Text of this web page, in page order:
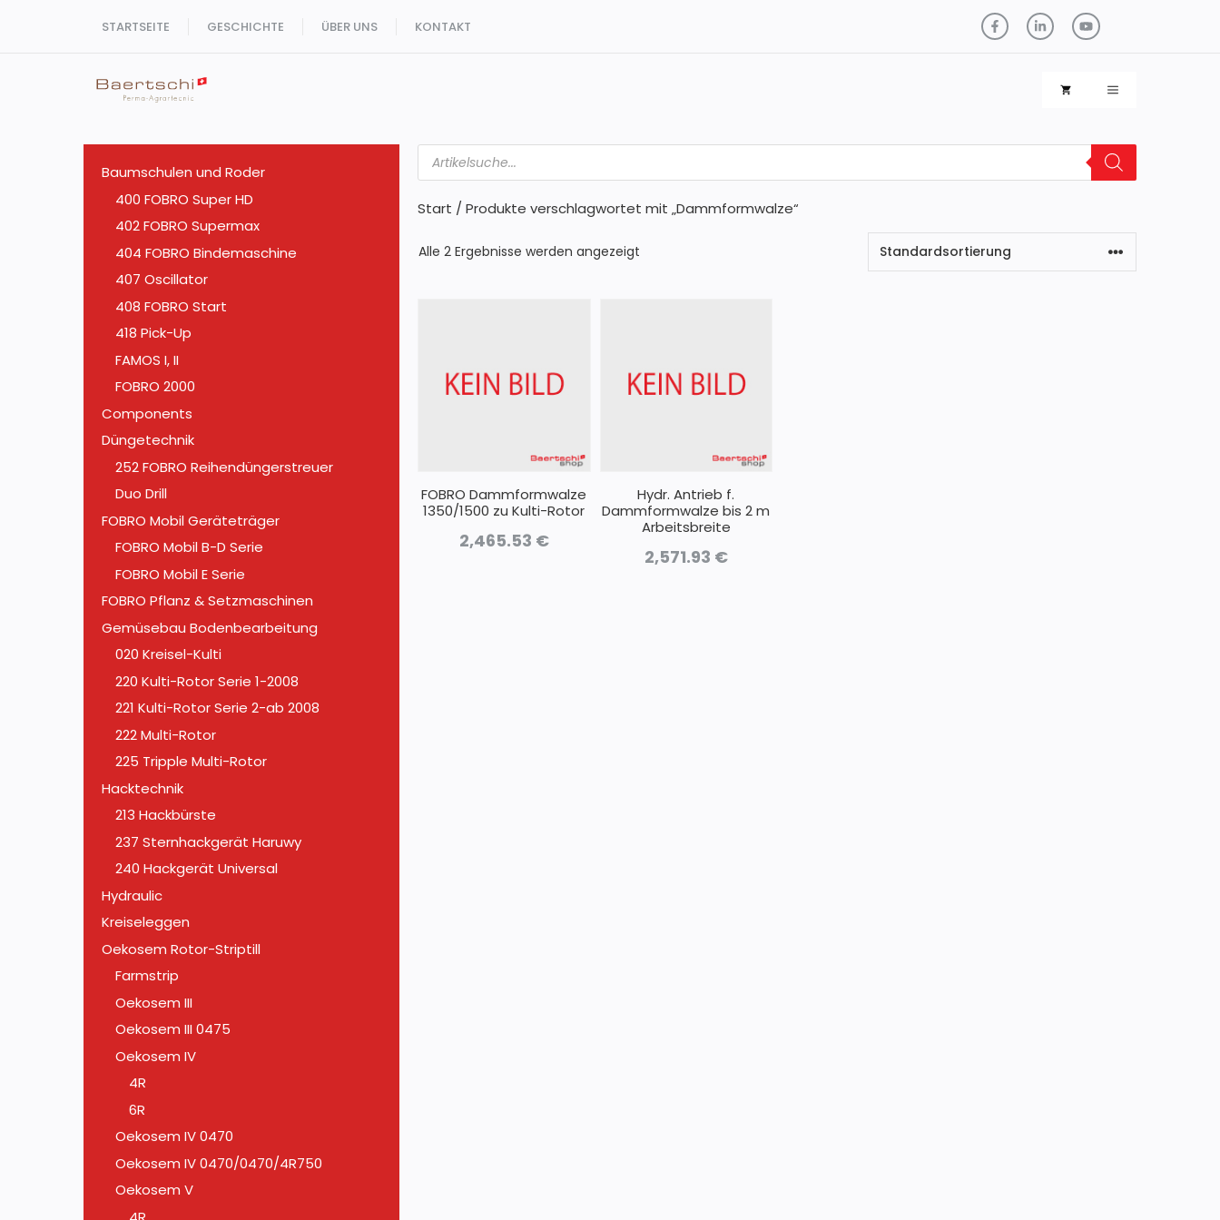
STARTSEITE GESCHICHTE ÜBER UNS KONTAKT
Products
search
Start / Produkte verschlagwortet mit „Dammformwalze“
Alle 2 Ergebnisse werden angezeigt
FOBRO Dammformwalze
1350/1500 zu Kulti-Rotor
2,465.53 €
Hydr. Antrieb f.
Dammformwalze bis 2 m
Arbeitsbreite
2,571.93 €
Baumschulen und Roder
400 FOBRO Super HD
402 FOBRO Supermax
404 FOBRO Bindemaschine
407 Oscillator
408 FOBRO Start
418 Pick-Up
FAMOS I, II
FOBRO 2000
Components
Düngetechnik
252 FOBRO Reihendüngerstreuer
Duo Drill
FOBRO Mobil Geräteträger
FOBRO Mobil B-D Serie
FOBRO Mobil E Serie
FOBRO Pflanz & Setzmaschinen
Gemüsebau Bodenbearbeitung
020 Kreisel-Kulti
220 Kulti-Rotor Serie 1-2008
221 Kulti-Rotor Serie 2-ab 2008
222 Multi-Rotor
225 Tripple Multi-Rotor
Hacktechnik
213 Hackbürste
237 Sternhackgerät Haruwy
240 Hackgerät Universal
Hydraulic
Kreiseleggen
Oekosem Rotor-Striptill
Farmstrip
Oekosem III
Oekosem III 0475
Oekosem IV
4R
6R
Oekosem IV 0470
Oekosem IV 0470/0470/4R750
Oekosem V